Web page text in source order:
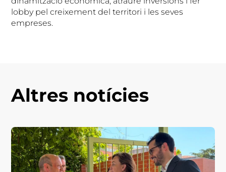
lobby pel creixement del territori i les seves
empreses.
Altres notícies